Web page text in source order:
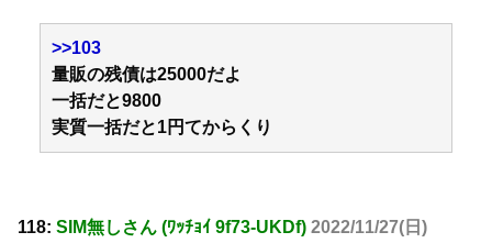
>>103
量販の残債は25000だよ
一括だと9800
実質一括だと1円てからくり
118: SIM無しさん (ﾜｯﾁｮｲ 9f73-UKDf) 2022/11/27(日)